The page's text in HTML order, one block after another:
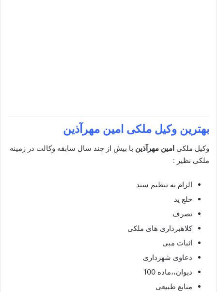
بهترین وکیل ملکی امین مهرآذین
وکیل ملکی امین مهرآذین با بیش از چند سال سابقه وکالت در زمینه
ملکی نظیر :
الزام به تنظیم سند
خلع ید
تصرف
کلاهبرداری های ملکی
اثبات مبی
دعاوی شهرداری
دیوان،،ماده 100
منابع طبیعی